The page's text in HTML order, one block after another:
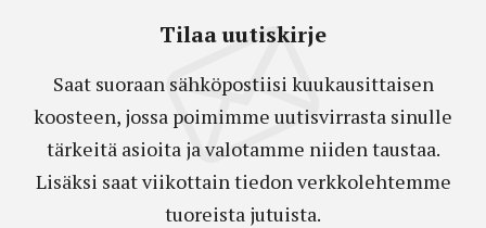
Tilaa uutiskirje
Saat suoraan sähköpostiisi kuukausittaisen
koosteen, jossa poimimme uutisvirrasta sinulle
tärkeitä asioita ja valotamme niiden taustaa.
Lisäksi saat viikottain tiedon verkkolehtemme
tuoreista jutuista.